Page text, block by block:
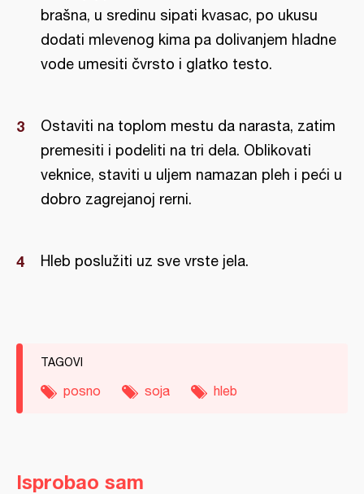
brašna, u sredinu sipati kvasac, po ukusu
dodati mlevenog kima pa dolivanjem hladne
vode umesiti čvrsto i glatko testo.
Ostaviti na toplom mestu da narasta, zatim
premesiti i podeliti na tri dela. Oblikovati
veknice, staviti u uljem namazan pleh i peći u
dobro zagrejanoj rerni.
Hleb poslužiti uz sve vrste jela.
TAGOVI
posno soja hleb
Isprobao sam